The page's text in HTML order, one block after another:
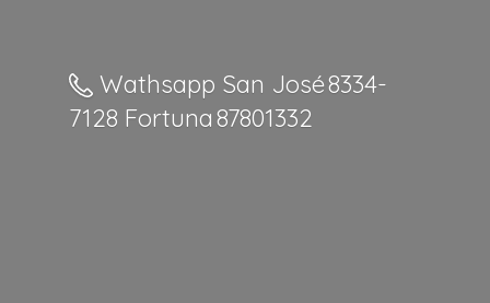
Wathsapp San José 8334-
7128 Fortuna 87801332